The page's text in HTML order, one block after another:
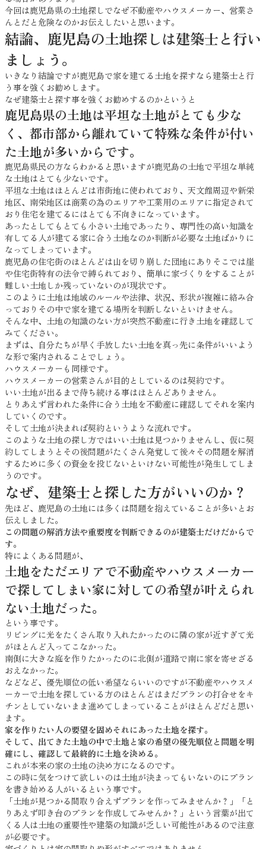
今回は鹿児島県の土地探しでなぜ不動産やハウスメーカー、営業さ
んとだと危険なのかお伝えしたいと思います。
結論、鹿児島の土地探しは建築士と行い
ましょう。
いきなり結論ですが鹿児島で家を建てる土地を探すなら建築士と行
う事を強くお勧めします。
なぜ建築士と探す事を強くお勧めするのかというと
鹿児島県の土地は平坦な土地がとても少な
く、都市部から離れていて特殊な条件が付い
た土地が多いからです。
鹿児島県民の方ならわかると思いますが鹿児島の土地で平坦な単純
な土地はとても少ないです。
平坦な土地はほとんどは市街地に使われており、天文館周辺や新栄
地区、南栄地区は商業の為のエリアや工業用のエリアに指定されて
おり住宅を建てるにはとても不向きになっています。
あったとしてもとても小さい土地であったり、専門性の高い知識を
有してる人が建てる家に合う土地なのか判断が必要な土地ばかりに
なってしまっています。
鹿児島の住宅街のほとんどは山を切り崩した団地にありそこでは崖
や住宅街特有の法令で縛られており、簡単に家づくりをすることが
難しい土地しか残っていないのが現状です。
このように土地は地域のルールや法律、状況、形状が複雑に絡み合
っておりその中で家を建てる場所を判断しないといけません。
そんな中、土地の知識のない方が突然不動産に行き土地を確認して
みてください。
まずは、自分たちが早く手放したい土地を真っ先に条件がいいよう
な形で案内されることでしょう。
ハウスメーカーも同様です。
ハウスメーカーの営業さんが目的としているのは契約です。
いい土地が出るまで待ち続ける事はほとんどありません。
とりあえず言われた条件に合う土地を不動産に確認してそれを案内
していくのです。
そして土地が決まれば契約というような流れです。
このような土地の探し方ではいい土地は見つかりませんし、仮に契
約してしまうとその後問題がたくさん発覚して後々その問題を解消
するために多くの資金を投じないといけない可能性が発生してしま
うのです。
なぜ、建築士と探した方がいいのか？
先ほど、鹿児島の土地には多くは問題を抱えていることが多いとお
伝えしました。
この問題の解消方法や重要度を判断できるのが建築士だけだからで
す。
特によくある問題が、
土地をただエリアで不動産やハウスメーカー
で探してしまい家に対しての希望が叶えられ
ない土地だった。
という事です。
リビングに光をたくさん取り入れたかったのに隣の家が近すぎて光
がほとんど入ってこなかった。
南側に大きな庭を作りたかったのに北側が道路で南に家を寄せざる
おえなかった。
などなど、優先順位の低い希望ならいいのですが不動産やハウスメ
ーカーで土地を探している方のほとんどはまだプランの打合せをキ
チンとしていないまま進めてしまっていることがほとんどだと思い
ます。
家を作りたい人の要望を固めそれにあった土地を探す。
そして、出てきた土地の中で土地と家の希望の優先順位と問題を明
確にし、確認して最終的に土地を決める。
これが本来の家の土地の決め方になるのです。
この時に気をつけて欲しいのは土地が決まってもいないのにプラン
を書き始める人がいるという事です。
「土地が見つかる間取り合えずプランを作ってみませんか？」「と
りあえず叩き台のプランを作成してみせんか？」という言葉が出て
くる人は土地の重要性や建築の知識が乏しい可能性があるので注意
が必要です。